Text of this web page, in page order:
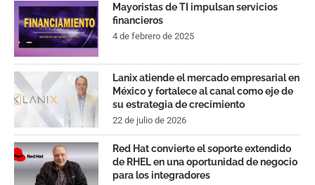
Mayoristas de TI impulsan servicios
financieros
4 de febrero de 2025
Lanix atiende el mercado empresarial en
México y fortalece al canal como eje de
su estrategia de crecimiento
22 de julio de 2026
Red Hat convierte el soporte extendido
de RHEL en una oportunidad de negocio
para los integradores